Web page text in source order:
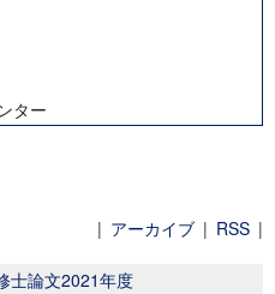
ター
ティテュート
報告書
| アーカイブ | RSS |
士論文2021年度